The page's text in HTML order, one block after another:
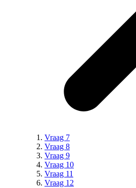
Vraag 7
Vraag 8
Vraag 9
Vraag 10
Vraag 11
Vraag 12